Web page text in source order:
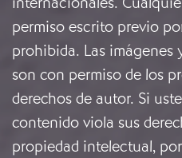
permiso escrito previo
prohibida. Las imágenes
son con permiso de los
derechos de autor. Si
contenido viola sus
propiedad intelectual,